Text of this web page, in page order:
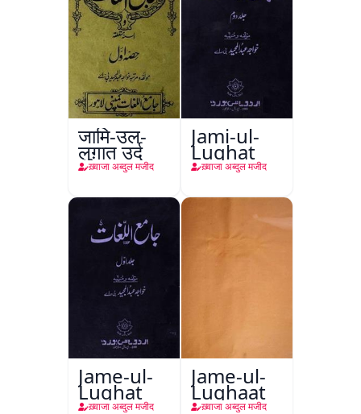
जामि-उल-
लुग़ात उर्दू
ख़्वाजा अब्दुल मजीद
Jami-ul-
Lughat
ख़्वाजा अब्दुल मजीद
Jame-ul-
Lughat
ख़्वाजा अब्दुल मजीद
Jame-ul-
Lughaat
ख़्वाजा अब्दुल मजीद